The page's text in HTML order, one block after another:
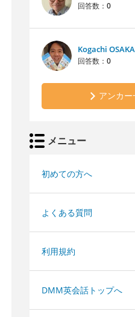
回答数： 0
Kogachi OSAKA
回答数： 0
アンカー
メニュー
初めての方へ
よくある質問
利用規約
DMM英会話トップへ